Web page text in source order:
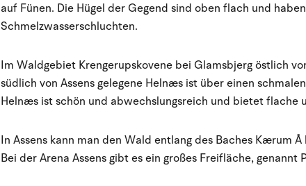
auf Fünen. Die Hügel der Gegend sind oben flach und
Schmelzwasserschluchten.
Im Waldgebiet Krengerupskovene bei Glamsbjerg östlich
südlich von Assens gelegene Helnæs ist über einen
Helnæs ist schön und abwechslungsreich und bietet flache
In Assens kann man den Wald entlang des Baches Kærum
Bei der Arena Assens gibt es ein großes Freifläche,